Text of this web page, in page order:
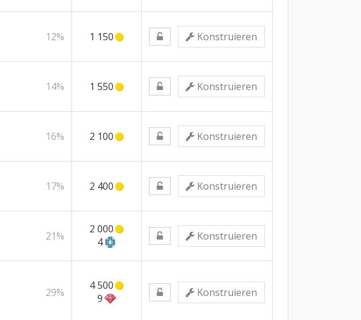
12% 1 150 Konstruieren
14% 1 550 Konstruieren
16% 2 100 Konstruieren
17% 2 400 Konstruieren
21%
2 000
4
Konstruieren
29%
4 500
9
Konstruieren